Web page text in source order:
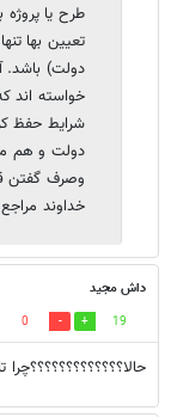
طرح یا
تعیین بها
دولت) باشد.
خواسته اند
شرایط حفظ
دولت و هم
وصرف گفتن
خداوند
داش مجيد
19
0